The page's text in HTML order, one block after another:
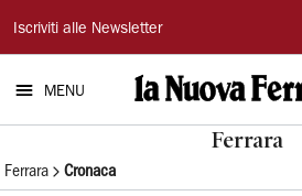
La
Nuova
Ferrara
Iscriviti alle Newsletter
MENU
Ferrara
Ferrara Cronaca